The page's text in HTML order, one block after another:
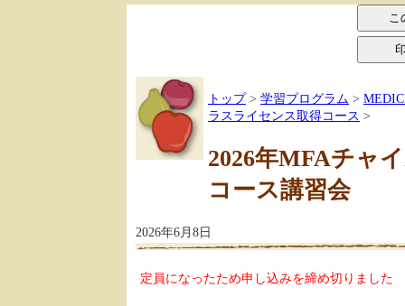
トップ> 学習プログラム >
ラスライセンス取得コース >
2026年MFAチャ
コース講習会
2026年6月8日
定員になったため申し込みを締め切りました